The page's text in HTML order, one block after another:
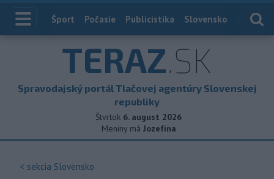
Index
Šport Počasie Publicistika Slovensko
TERAZ.SK
Spravodajský portál Tlačovej agentúry Slovenskej
republiky
Štvrtok 6. august 2026
Meniny má Jozefína
< sekcia Slovensko